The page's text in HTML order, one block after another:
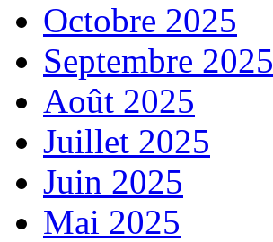
Octobre 2025
Septembre 2025
Août 2025
Juillet 2025
Juin 2025
Mai 2025